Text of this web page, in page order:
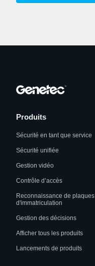
Produits
Sécurité en tant que service
Sécurité unifiée
Gestion vidéo
Contrôle d’accès
Reconnaissance de plaques
d'immatriculation
Gestion des décisions
Afficher tous les produits
Lancements de produits